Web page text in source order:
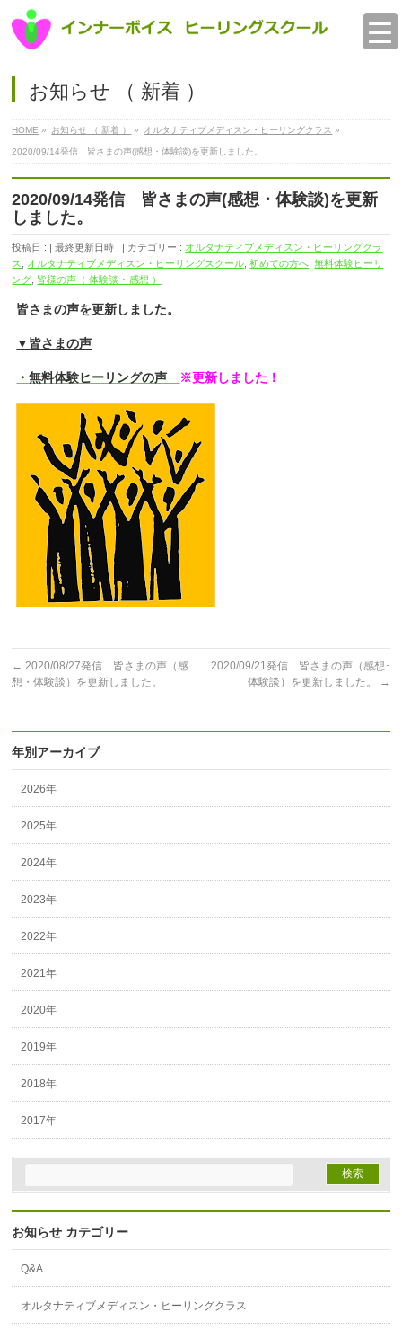
お知らせ （ 新着 ）
HOME » お知らせ （ 新着 ） » オルタナティブメディスン・ヒーリングクラス »
2020/09/14発信 皆さまの声(感想・体験談)を更新しました。
2020/09/14発信 皆さまの声(感想・体験談)を更新
しました。
投稿日 : 最終更新日時 : カテゴリー : オルタナティブメディスン・ヒーリングクラ
ス
オルタナティブメディスン・ヒーリングスクール ,初めての方へ ,無料体験ヒーリ
ング 皆様の声（ 体験談 ･ 感想 ）
皆さまの声を更新しました。
▼皆さまの声
・無料体験ヒーリングの声 ※更新しました！
← 2020/08/27発信 皆さまの声（感
想・体験談）を更新しました。
2020/09/21発信 皆さまの声（感想･
体験談）を更新しました。
→
年別アーカイブ
2026年
2025年
2024年
2023年
2022年
2021年
2020年
2019年
2018年
2017年
お知らせ カテゴリー
Q&A
オルタナティブメディスン・ヒーリングクラス